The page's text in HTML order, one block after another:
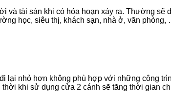
và tài sản khi có hỏa hoạn xảy ra. Thường
học, siêu thị, khách sạn, nhà ở, văn phòng,
lại nhỏ hơn không phù hợp với những công
khi sử dụng cửa 2 cánh sẽ tăng thời gian